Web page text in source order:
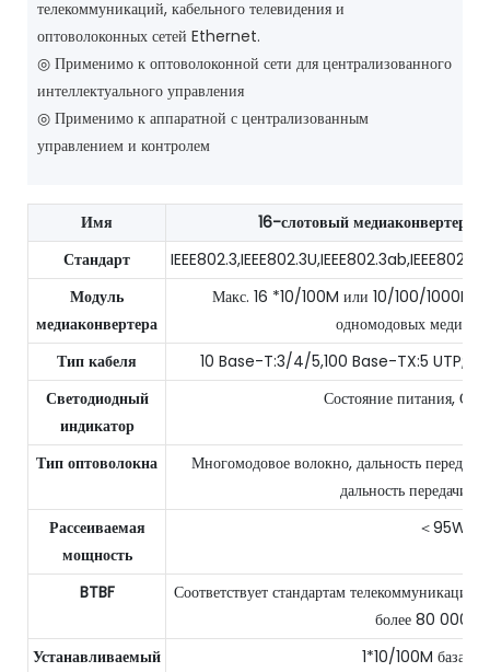
телекоммуникаций, кабельного телевидения и
оптоволоконных сетей Ethernet.
◎ Применимо к оптоволоконной сети для централизованного
интеллектуального управления
◎ Применимо к аппаратной с централизованным
управлением и контролем
Имя
16-слотовый медиаконвертер
Стандарт
Модуль
медиаконвертера
Макс. 16 *10/100M или 10/100/1000M
одномодовых
Тип кабеля
10 Base-T:3/4/5,100 Base-TX:5 UTP;
Светодиодный
индикатор
Состояние питания,
Тип оптоволокна
Многомодовое волокно, дальность
дальность передачи:
Рассеиваемая
мощность
＜95W
BTBF
Соответствует стандартам
более 80 000
Устанавливаемый
1*10/100M база-